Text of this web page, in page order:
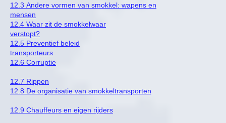
12.3 Andere vormen van smokkel: wapens en
mensen
12.4 Waar zit de smokkelwaar
verstopt?
12.5 Preventief beleid
transporteurs
12.6 Corruptie
12.7 Rippen
12.8 De organisatie van smokkeltransporten
12.9 Chauffeurs en eigen rijders